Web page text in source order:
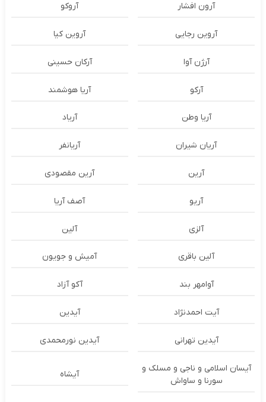
آرون افشار آروکو
آروین رجایی آروین کیا
آرژن آوا آرکان حسینی
آرکو آریا هوشمند
آریا وطن آریاد
آریان شیران آریانفر
آرین آرین مقصودی
آریو آصف آریا
آلزی آلین
آلین باقری آمیش و جویون
آوامهر بند آکو آزاد
آیت احمدنژاد آیدین
آیدین تهرانی آیدین نورمحمدی
آیسان اسلامی و ناجی و مسلک و
سورنا و ساواش
آیشاه